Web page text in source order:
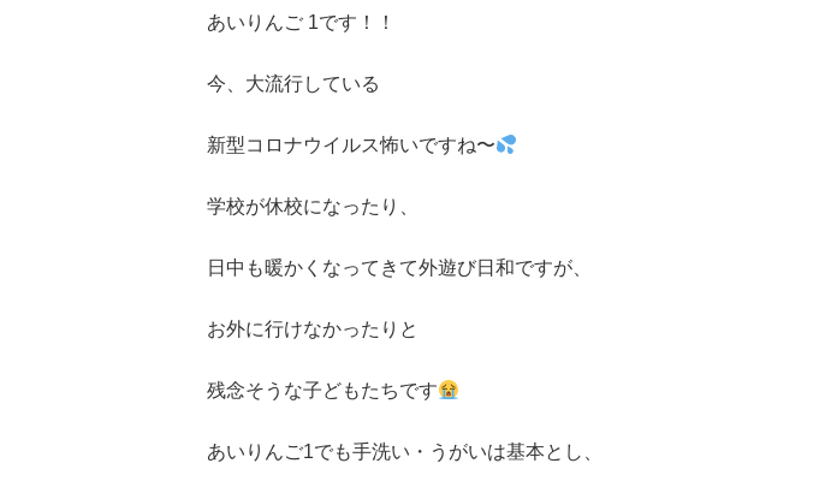
あいりんご 1です！！
今、大流行している
新型コロナウイルス怖いですね〜
学校が休校になったり、
日中も暖かくなってきて外遊び日和ですが、
お外に行けなかったりと
残念そうな子どもたちです
あいりんご1でも手洗い・うがいは基本とし、